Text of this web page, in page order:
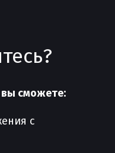
вы сможете:
с